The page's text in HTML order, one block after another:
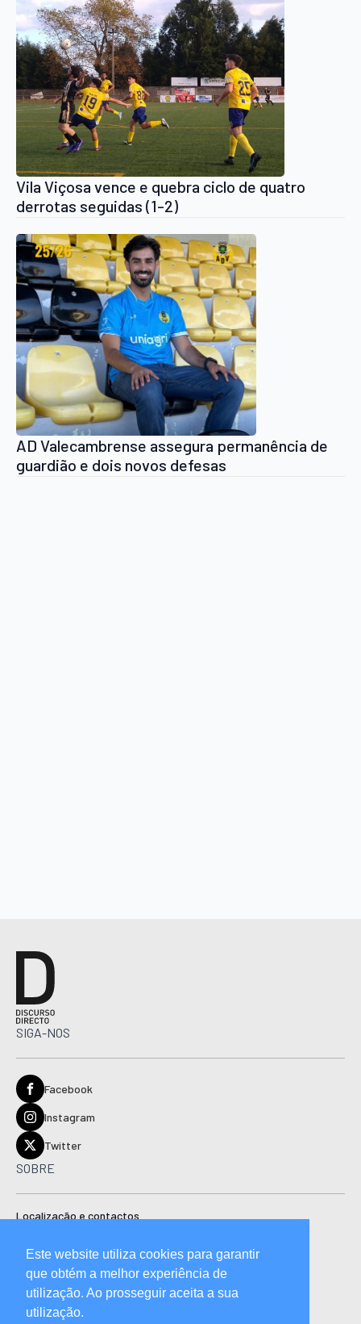
Vila Viçosa vence e quebra ciclo de quatro
derrotas seguidas (1-2)
AD Valecambrense assegura permanência de
guardião e dois novos defesas
SIGA-NOS
Facebook
Instagram
Twitter
SOBRE
Localização e contactos
Ficha técnica
Manual de boas práticas editoriais e código de conduta
Este website utiliza cookies para garantir
que obtém a melhor experiência de
utilização. Ao prosseguir aceita a sua
utilização.